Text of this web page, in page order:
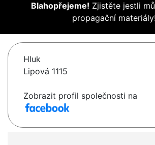
Blahopřejeme! Zjistěte jestli
propagační materiály!
Hluk
Lipová 1115
Zobrazit profil společnosti na